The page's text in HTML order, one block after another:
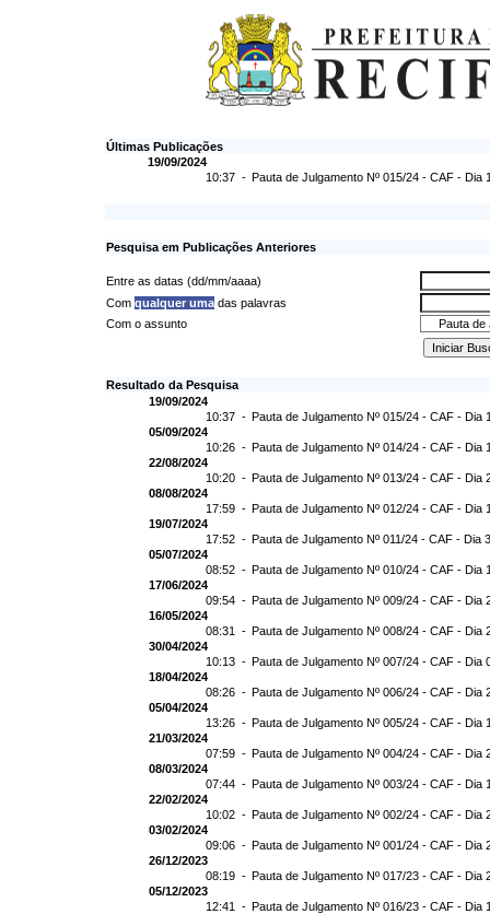
Últimas Publicações
19/09/2024
10:37 - Pauta de Julgamento Nº 015/24 - CAF - Dia
Pesquisa em Publicações Anteriores
Entre as datas (dd/mm/aaaa)
Com qualquer umadas palavras
Com o assunto
Resultado da Pesquisa
19/09/2024
10:37 - Pauta de Julgamento Nº 015/24 - CAF - Dia
05/09/2024
10:26 - Pauta de Julgamento Nº 014/24 - CAF - Dia
22/08/2024
10:20 - Pauta de Julgamento Nº 013/24 - CAF - Dia
08/08/2024
17:59 - Pauta de Julgamento Nº 012/24 - CAF - Dia
19/07/2024
17:52 - Pauta de Julgamento Nº 011/24 - CAF - Dia
05/07/2024
08:52 - Pauta de Julgamento Nº 010/24 - CAF - Dia
17/06/2024
09:54 - Pauta de Julgamento Nº 009/24 - CAF - Dia
16/05/2024
08:31 - Pauta de Julgamento Nº 008/24 - CAF - Dia
30/04/2024
10:13 - Pauta de Julgamento Nº 007/24 - CAF - Dia
18/04/2024
08:26 - Pauta de Julgamento Nº 006/24 - CAF - Dia
05/04/2024
13:26 - Pauta de Julgamento Nº 005/24 - CAF - Dia
21/03/2024
07:59 - Pauta de Julgamento Nº 004/24 - CAF - Dia
08/03/2024
07:44 - Pauta de Julgamento Nº 003/24 - CAF - Dia
22/02/2024
10:02 - Pauta de Julgamento Nº 002/24 - CAF - Dia
03/02/2024
09:06 - Pauta de Julgamento Nº 001/24 - CAF - Dia
26/12/2023
08:19 - Pauta de Julgamento Nº 017/23 - CAF - Dia
05/12/2023
12:41 - Pauta de Julgamento Nº 016/23 - CAF - Dia